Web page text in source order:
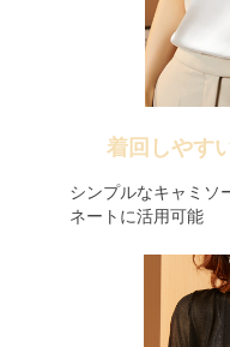
着回しやす
シンプルなキャミソ
ネートに活用可能